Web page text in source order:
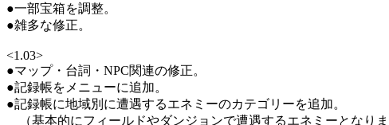
●一部宝箱を調整。
●雑多な修正。
<1.03>
●マップ・台詞・NPC関連の修正。
●記録帳をメニューに追加。
●記録帳に地域別に遭遇するエネミーのカテゴリーを追加。
（基本的にフィールドやダンジョンで遭遇するエネミーとなりま